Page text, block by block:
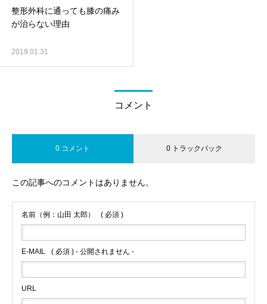
整形外科に通っても膝の痛み
が治らない理由
2019.01.31
コメント
0 コメント 0 トラックバック
この記事へのコメントはありません。
名前（例：山田 太郎） ( 必須 )
E-MAIL ( 必須 ) - 公開されません -
URL